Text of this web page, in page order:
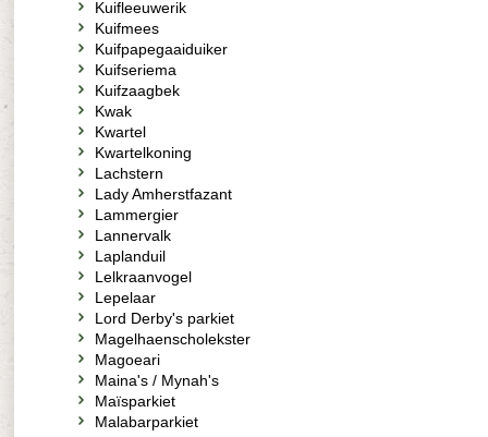
Kuifleeuwerik
Kuifmees
Kuifpapegaaiduiker
Kuifseriema
Kuifzaagbek
Kwak
Kwartel
Kwartelkoning
Lachstern
Lady Amherstfazant
Lammergier
Lannervalk
Laplanduil
Lelkraanvogel
Lepelaar
Lord Derby's parkiet
Magelhaenscholekster
Magoeari
Maina's / Mynah's
Maïsparkiet
Malabarparkiet